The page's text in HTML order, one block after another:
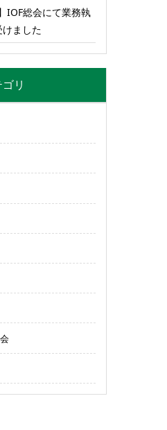
IOF総会にて業務執
ました
リ